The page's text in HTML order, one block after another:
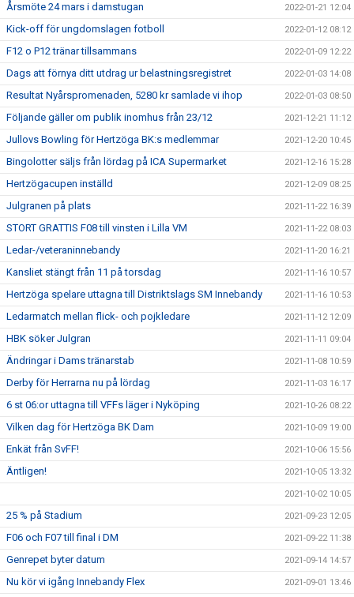
Årsmöte 24 mars i damstugan 2022-01-21 12:04
Kick-off för ungdomslagen fotboll 2022-01-12 08:12
F12 o P12 tränar tillsammans 2022-01-09 12:22
Dags att förnya ditt utdrag ur belastningsregistret 2022-01-03 14:08
Resultat Nyårspromenaden, 5280 kr samlade vi ihop 2022-01-03 08:50
Följande gäller om publik inomhus från 23/12 2021-12-21 11:12
Jullovs Bowling för Hertzöga BK:s medlemmar 2021-12-20 10:45
Bingolotter säljs från lördag på ICA Supermarket 2021-12-16 15:28
Hertzögacupen inställd 2021-12-09 08:25
Julgranen på plats 2021-11-22 16:39
STORT GRATTIS F08 till vinsten i Lilla VM 2021-11-22 08:03
Ledar-/veteraninnebandy 2021-11-20 16:21
Kansliet stängt från 11 på torsdag 2021-11-16 10:57
Hertzöga spelare uttagna till Distriktslags SM Innebandy 2021-11-16 10:53
Ledarmatch mellan flick- och pojkledare 2021-11-12 12:09
HBK söker Julgran 2021-11-11 09:04
Ändringar i Dams tränarstab 2021-11-08 10:59
Derby för Herrarna nu på lördag 2021-11-03 16:17
6 st 06:or uttagna till VFFs läger i Nyköping 2021-10-26 08:22
Vilken dag för Hertzöga BK Dam 2021-10-09 19:00
Enkät från SvFF! 2021-10-06 15:56
Äntligen! 2021-10-05 13:32
2021-10-02 10:05
25 % på Stadium 2021-09-23 12:05
F06 och F07 till final i DM 2021-09-22 11:38
Genrepet byter datum 2021-09-14 14:57
Nu kör vi igång Innebandy Flex 2021-09-01 13:46